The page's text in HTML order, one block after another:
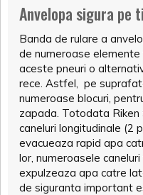
Anvelopa sigura pe
Banda de rulare a
de numeroase
aceste pneuri o
rece. Astfel, pe
numeroase blocuri,
zapada. Totodata
caneluri longitudinale (2
evacueaza rapid apa
lor, numeroasele
expulzeaza apa catre
de siguranta important